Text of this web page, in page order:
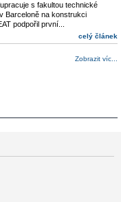
s fakultou technické
Barceloně na konstrukci
podpořil první...
celý článek
Zobrazit víc...